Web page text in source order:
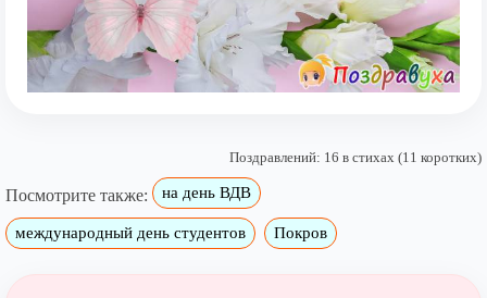
Поздравлений: 16 в стихах (11 коротких)
Посмотрите также: на день ВДВ
международный день студентов Покров